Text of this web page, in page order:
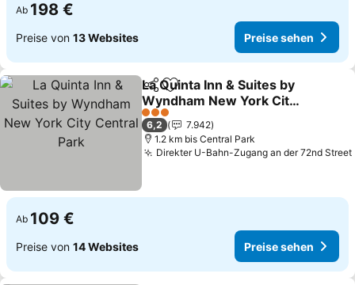
Ab 198 €
Preise von 13 Websites Preise sehen
TeilenZu Favoriten hinzufügen
La Quinta Inn & Suites by
Wyndham New York City
Central Park
Preise sehen
3 Sterne
6,2
7.942
1.2 km bis Central Park
Direkter U-Bahn-Zugang an der 72nd Street
Ab 109 €
Preise von 14 Websites Preise sehen